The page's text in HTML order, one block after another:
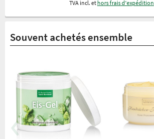
TVA incl. et hors frais d'expédition
Souvent achetés ensemble